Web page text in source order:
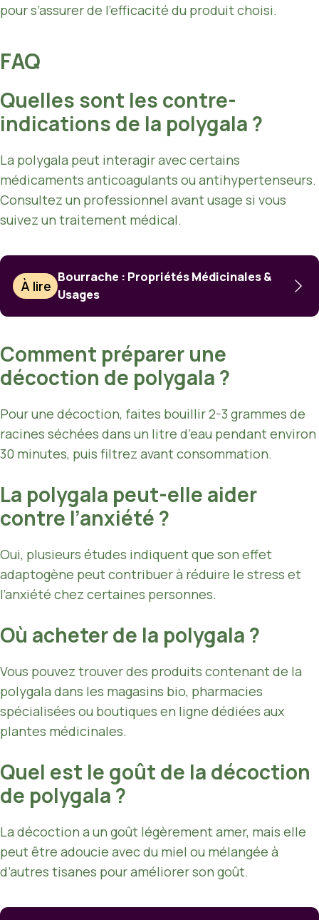
pour s’assurer de l’efficacité du produit choisi.
FAQ
Quelles sont les contre-
indications de la polygala ?
La polygala peut interagir avec certains
médicaments anticoagulants ou antihypertenseurs.
Consultez un professionnel avant usage si vous
suivez un traitement médical.
À lire
Bourrache : Propriétés Médicinales &
Usages
Comment préparer une
décoction de polygala ?
Pour une décoction, faites bouillir 2-3 grammes de
racines séchées dans un litre d’eau pendant environ
30 minutes, puis filtrez avant consommation.
La polygala peut-elle aider
contre l’anxiété ?
Oui, plusieurs études indiquent que son effet
adaptogène peut contribuer à réduire le stress et
l’anxiété chez certaines personnes.
Où acheter de la polygala ?
Vous pouvez trouver des produits contenant de la
polygala dans les magasins bio, pharmacies
spécialisées ou boutiques en ligne dédiées aux
plantes médicinales.
Quel est le goût de la décoction
de polygala ?
La décoction a un goût légèrement amer, mais elle
peut être adoucie avec du miel ou mélangée à
d’autres tisanes pour améliorer son goût.